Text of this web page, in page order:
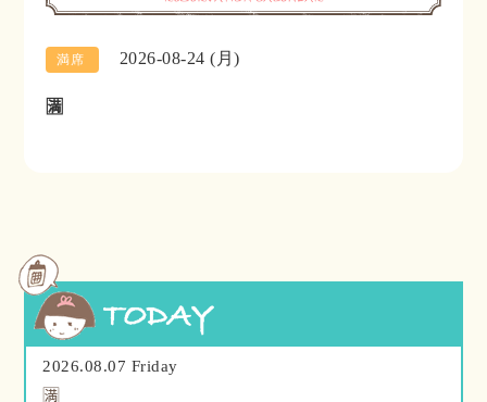
満席 2026-08-24 (月)
🈵
2026.08.07 Friday
🈵